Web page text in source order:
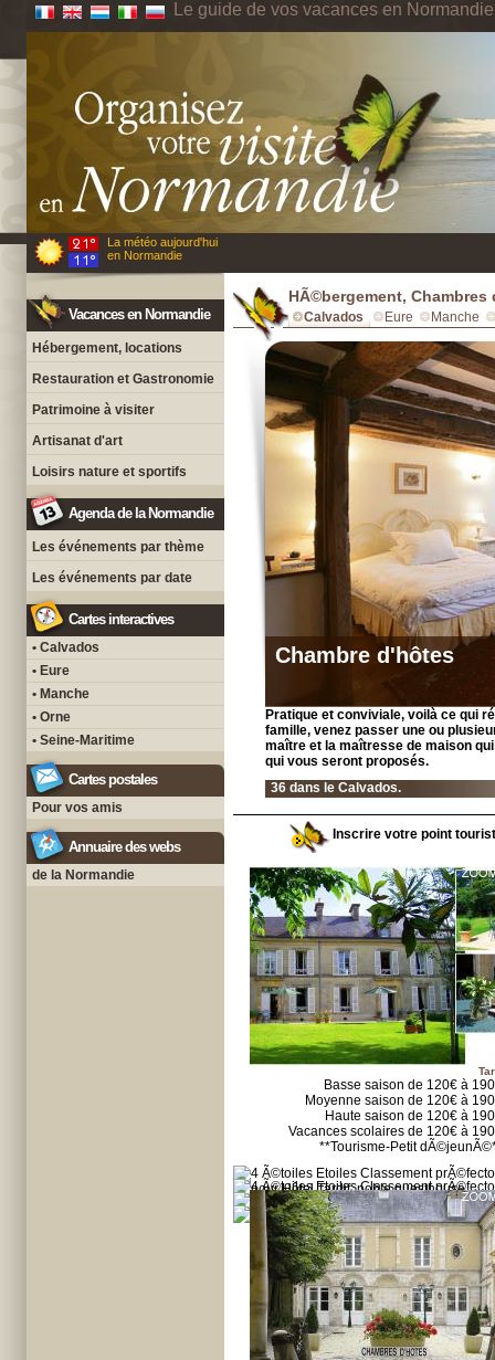
Le guide de vos vacances en Normandie
La météo aujourd'hui
en Normandie
Vacances en Normandie
Hébergement, locations
Restauration et Gastronomie
Patrimoine à visiter
Artisanat d'art
Loisirs nature et sportifs
Agenda de la Normandie
Les événements par thème
Les événements par date
Cartes interactives
• Calvados
• Eure
• Manche
• Orne
• Seine-Maritime
Cartes postales
Pour vos amis
Annuaire des webs
de la Normandie
HÃ©bergement,
Calvados Eure Manche
Chambre d'hôtes
Pratique et conviviale, voilà ce qui
famille, venez passer une ou
maître et la maîtresse de maison
qui vous seront proposés.
36 dans le Calvados.
Inscrire votre point
Basse saison de 120€ à
Moyenne saison de 120€ à
Haute saison de 120€ à
Vacances scolaires de 120€ à
**Tourisme-Petit